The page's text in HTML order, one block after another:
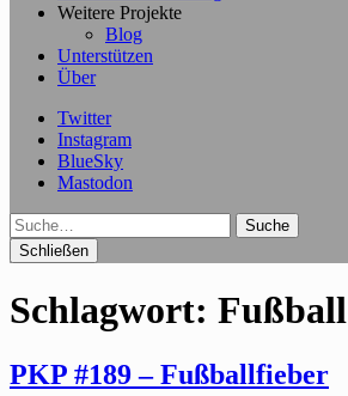
Weitere Projekte
Blog
Unterstützen
Über
Twitter
Instagram
BlueSky
Mastodon
Suche
Schließen
Schlagwort: Fußball
PKP #189 – Fußballfieber